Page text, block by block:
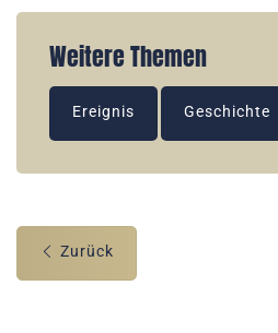
Weitere Themen
Ereignis Geschichte
Zurück